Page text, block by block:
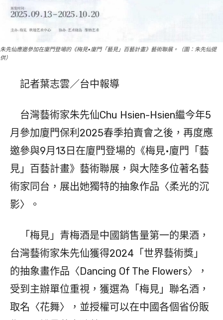
朱先仙應邀參加在廈門登場的《梅見•廈門「藝見」百藝計畫》藝術聯展。（圖：朱先仙提
供）
記者葉志雲／台中報導
台灣藝術家朱先仙Chu Hsien-Hsien繼今年5
月參加廈門保利2025春季拍賣會之後，再度應
邀參與9月13日在廈門登場的《梅見•廈門「藝
見」百藝計畫》藝術聯展，與大陸多位著名藝
術家同台，展出她獨特的抽象作品〈柔光的沉
影〉。
「梅見」青梅酒是中國銷售量第一的果酒，
台灣藝術家朱先仙獲得2024「世界藝術獎」
的抽象畫作品〈Dancing Of The Flowers〉，
受到主辦單位重視，獲選為「梅見」聯名酒，
取名〈花舞〉，並授權可以在中國各個省份販